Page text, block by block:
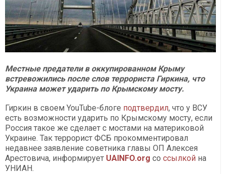
Местные предатели в оккупированном Крыму
встревожились после слов террориста Гиркина, что
Украина может ударить по Крымскому мосту.
Гиркин в своем YouTube-блоге подтвердил, что у ВСУ
есть возможности ударить по Крымскому мосту, если
Россия такое же сделает с мостами на материковой
Украине. Так террорист ФСБ прокомментировал
недавнее заявление советника главы ОП Алексея
Арестовича, информирует UAINFO.org со ссылкой на
УНИАН.